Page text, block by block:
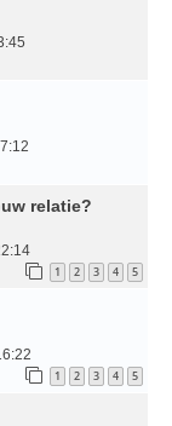
relatie?
1 2 3 4 5
1 2 3 4 5